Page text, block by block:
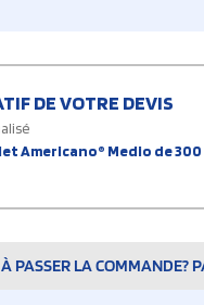
DE VOTRE DEVIS
Americano® Medio de 300
PASSER LA COMMANDE?